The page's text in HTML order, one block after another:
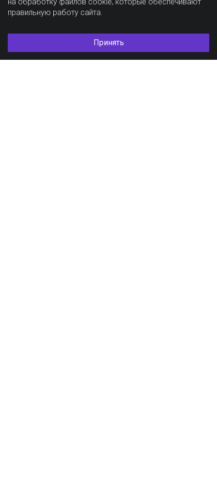
правильную работу сайта.
Принять